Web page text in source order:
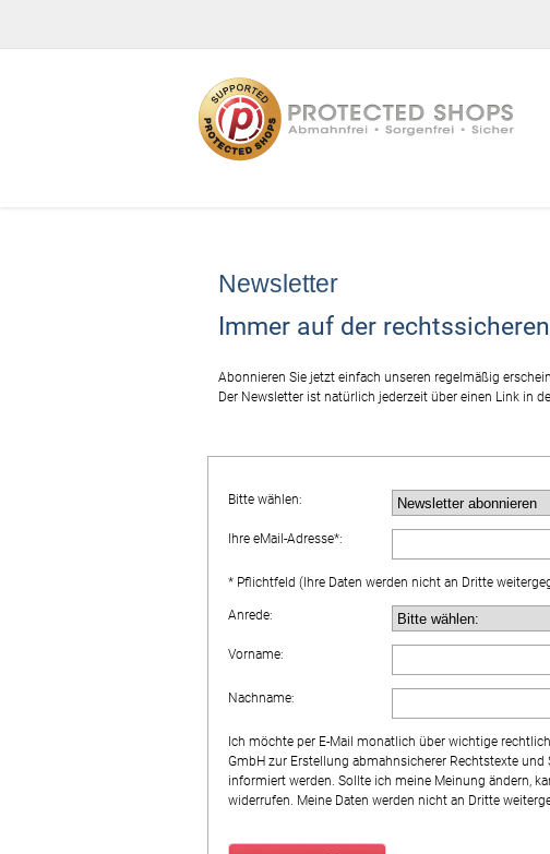
Newsletter
Immer auf der
Abonnieren Sie jetzt einfach unseren regelmäßig
Der Newsletter ist natürlich jederzeit über einen Link in
Bitte wählen:
Ihre eMail-Adresse*:
* Pflichtfeld (Ihre Daten werden nicht an Dritte
Anrede:
Vorname:
Nachname:
Ich möchte per E-Mail monatlich über wichtige
GmbH zur Erstellung abmahnsicherer Rechtstexte
informiert werden. Sollte ich meine Meinung ändern,
widerrufen. Meine Daten werden nicht an Dritte